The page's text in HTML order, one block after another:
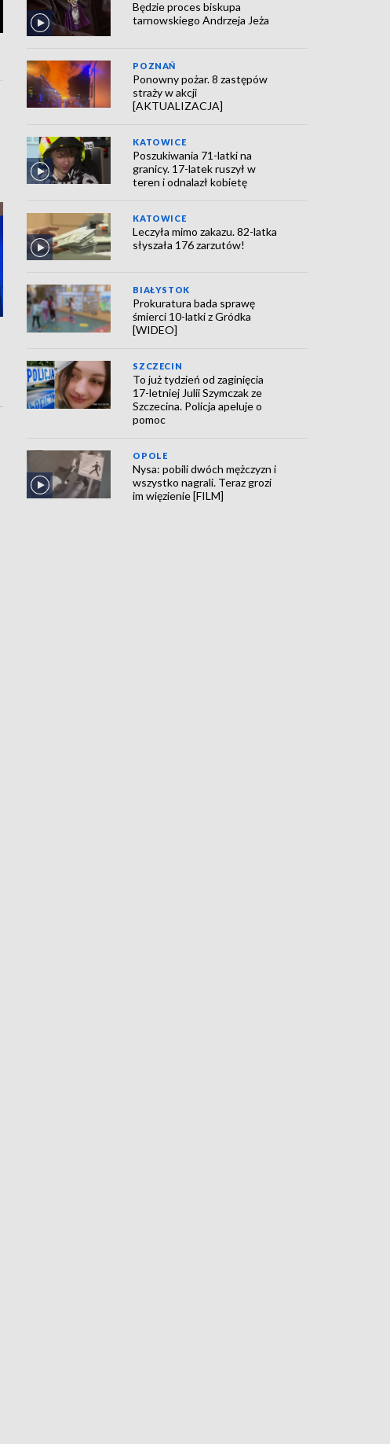
Będzie proces biskupa
tarnowskiego Andrzeja Jeża
POZNAŃ
Ponowny pożar. 8 zastępów
straży w akcji
[AKTUALIZACJA]
KATOWICE
Poszukiwania 71-latki na
granicy. 17-latek ruszył w
teren i odnalazł kobietę
KATOWICE
Leczyła mimo zakazu. 82-latka
słyszała 176 zarzutów!
BIAŁYSTOK
Prokuratura bada sprawę
śmierci 10-latki z Gródka
[WIDEO]
SZCZECIN
To już tydzień od zaginięcia
17-letniej Julii Szymczak ze
Szczecina. Policja apeluje o
pomoc
OPOLE
Nysa: pobili dwóch mężczyzn i
wszystko nagrali. Teraz grozi
im więzienie [FILM]